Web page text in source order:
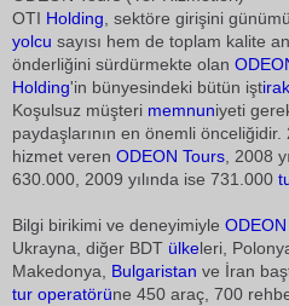
OTI Holding , sektöre girişini
yolcu sayısı hem de toplam kalite
önderliğini sürdürmekte olan
Holding'in bünyesindeki bütün iştirak
Koşulsuz müşteri memnuniyeti
paydaşlarının en önemli önceliğidir.
hizmet veren ODEON Tours , 2008
630.000, 2009 yılında ise 731.000
Bilgi birikimi ve deneyimiyle
Ukrayna, diğer BDT ülkeleri,
Makedonya, Bulgaristan ve İran
tur operatörüne 450 araç, 700